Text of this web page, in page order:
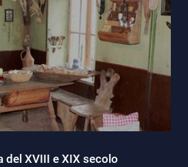
del XVIII e XIX secolo